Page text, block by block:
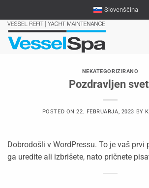
na
vsebino
Slovenščina
NEKATEGORIZIRANO
Pozdravljen
POSTED ON22. FEBRUARJA, 2023 BY
Dobrodošli v WordPressu. To je vaš prvi
ga uredite ali izbrišete, nato pričnete